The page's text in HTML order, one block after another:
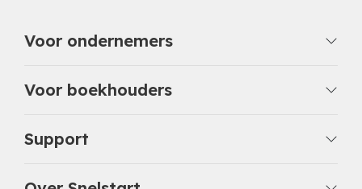
Voor ondernemers
Voor boekhouders
Support